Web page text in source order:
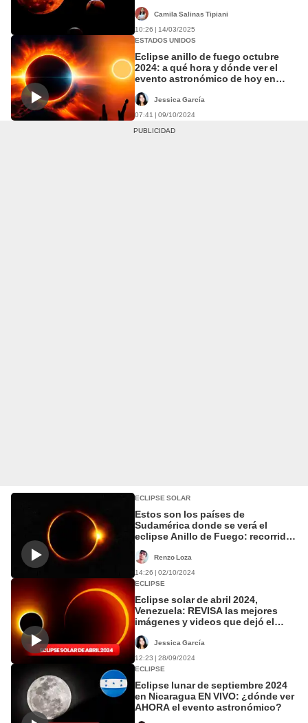
Camila Salinas Tipiani
10:26 | 14/03/2025
ESTADOS UNIDOS
Eclipse anillo de fuego octubre
2024: a qué hora y dónde ver el
evento astronómico de hoy en
Jessica García
07:41 | 09/10/2024
ECLIPSE SOLAR
Estos son los países de
Sudamérica donde se verá el
eclipse Anillo de Fuego: recorrido
Renzo Loza
14:26 | 02/10/2024
ECLIPSE
Eclipse solar de abril 2024,
Venezuela: REVISA las mejores
imágenes y videos que dejó el
Jessica García
12:23 | 28/09/2024
ECLIPSE
Eclipse lunar de septiembre 2024
en Nicaragua EN VIVO: ¿dónde ver
AHORA el evento astronómico?